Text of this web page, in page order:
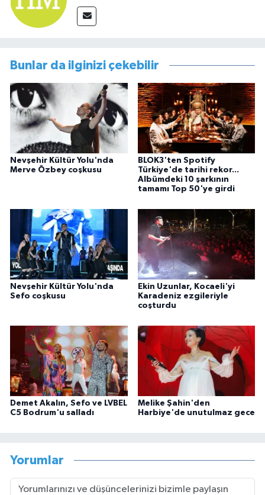
Bunlar da ilginizi çekebilir
Nevşehir Kültür Yolu'nda
Merve Özbey coşkusu
BLOK3'ten Spotify
Türkiye'de tarihi rekor...
Albümdeki 10 şarkının
tamamı Top 50'ye girdi
Nevşehir Kültür Yolu'nda
Sefo coşkusu
Ekin Uzunlar, Kocaeli'yi
Karadeniz ezgileriyle
coşturdu
Demet Akalın, Sefo ve LVBEL
C5 Bodrum'u salladı
Melike Şahin'den
Harbiye'de unutulmaz gece
Yorumlar